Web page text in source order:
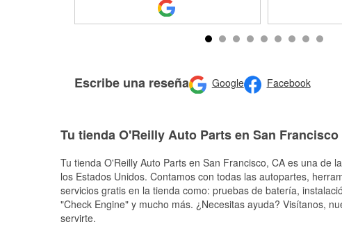
Escribe una reseña Google Facebook
Tu tienda O'Reilly Auto Parts en San Francisco
Tu tienda O'Reilly Auto Parts en San Francisco, CA es una de
los Estados Unidos. Contamos con todas las autopartes,
servicios gratis en la tienda como: pruebas de batería,
"Check Engine" y mucho más. ¿Necesitas ayuda? Visítanos,
servirte.